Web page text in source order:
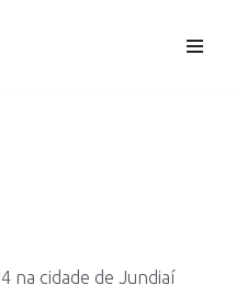
na cidade de Jundiaí